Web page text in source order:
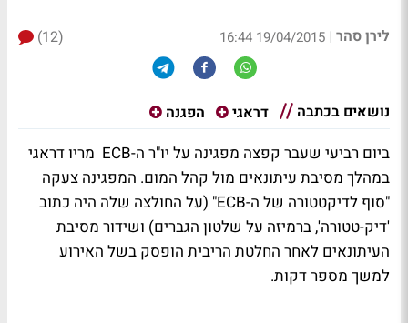
לירן סהר |
19/04/2015 16:44
(12)
נושאים בכתבה דראגי הפגנה
ביום רביעי שעבר קפצה מפגינה על יו"ר ה-ECB מריו דראגי
במהלך מסיבת עיתונאים מול קהל המום. המפגינה צעקה
"סוף לדיקטטורה של ה-ECB" (על החולצה שלה היה כתוב
'דיק-טטורה', ברמיזה על שלטון הגברים) ושידור מסיבת
העיתונאים לאחר החלטת הריבית הופסק בשל האירוע
למשך מספר דקות.